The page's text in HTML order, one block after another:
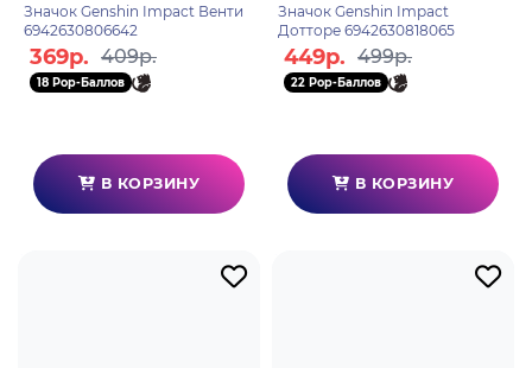
Значок Genshin Impact Венти
6942630806642
369р. 409р.
18 Pop-Баллов
В КОРЗИНУ
Значок Genshin Impact
Дотторе 6942630818065
449р. 499р.
22 Pop-Баллов
В КОРЗИНУ